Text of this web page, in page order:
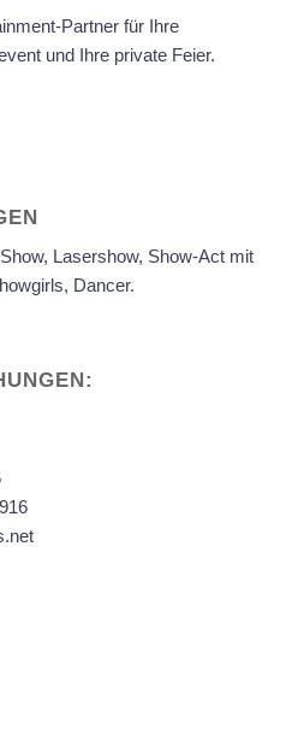
Partner für Ihre
und Ihre private Feier.
Lasershow, Show-Act mit
Dancer.